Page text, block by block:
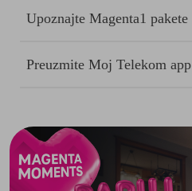
Upoznajte Magenta1 pakete
Preuzmite Moj Telekom app